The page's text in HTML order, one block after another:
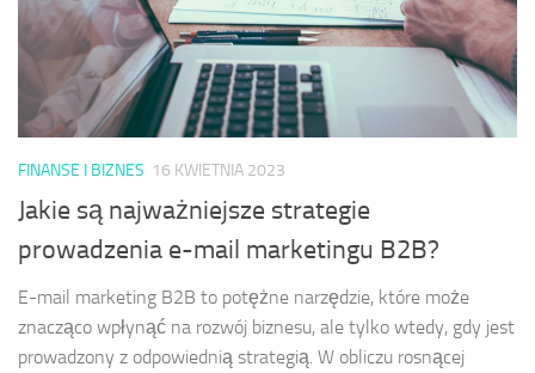
FINANSE I BIZNES 16 KWIETNIA 2023
Jakie są najważniejsze strategie
prowadzenia e-mail marketingu B2B?
E-mail marketing B2B to potężne narzędzie, które może
znacząco wpłynąć na rozwój biznesu, ale tylko wtedy, gdy jest
prowadzony z odpowiednią strategią. W obliczu rosnącej